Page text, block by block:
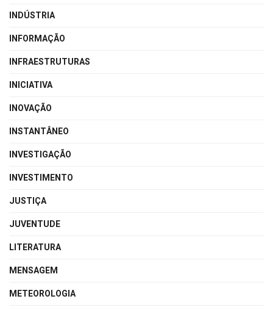
INDÚSTRIA
INFORMAÇÃO
INFRAESTRUTURAS
INICIATIVA
INOVAÇÃO
INSTANTÂNEO
INVESTIGAÇÃO
INVESTIMENTO
JUSTIÇA
JUVENTUDE
LITERATURA
MENSAGEM
METEOROLOGIA